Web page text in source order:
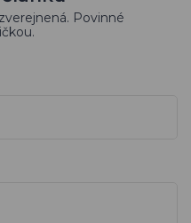
Povinné